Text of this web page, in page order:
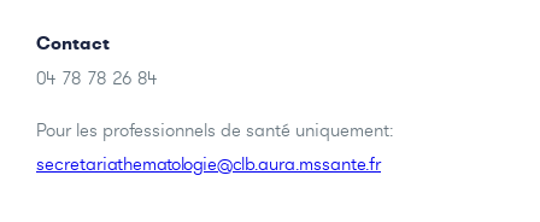
Contact
04 78 78 26 84
Pour les professionnels de santé uniquement:
secretariathematologie@clb.aura.mssante.fr